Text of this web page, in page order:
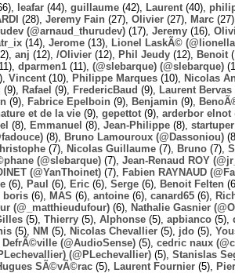
leafar (44), guillaume (42), Laurent (40),
(28), Jeremy Fain (27), Olivier (27), Marc (27),
(@arnaud_thurudev) (17), Jeremy (16),
(14), Jerome (13), Lionel LaskÃ©
anj (12), /Olivier (12), Phil Jeudy (12), Benoit
dparmen1 (11), (@slebarque) (@slebarque)
Vincent (10), Philippe Marques (10), Nicolas
(9), Rafael (9), FredericBaud (9), Laurent Bervas
(9), Fabrice Epelboin (9), Benjamin (9),
et de la vie (9), gepettot (9), arderbor elnot
(8), Emmanuel (8), Jean-Philippe (8), startuper
(8), Bruno Lamouroux (@Dassoniou)
(7), Nicolas Guillaume (7), Bruno (7),
(@slebarque) (7), Jean-Renaud ROY
(@YanThoinet) (7), Fabien RAYNAUD
(6), Paul (6), Eric (6), Serge (6), Benoit Felten
boris (6), MAS (6), antoine (6), canard65 (6),
(@_matthieudufour) (6), Nathalie Gasnier
(5), Thierry (5), Alphonse (5), apbianco (5),
(5), NM (5), Nicolas Chevallier (5), jdo (5),
DefrÃ©ville (@AudioSense) (5), cedric naux
(@PLechevallier) (5), Stanislas
SÃ©vÃ©rac (5), Laurent Fournier (5),